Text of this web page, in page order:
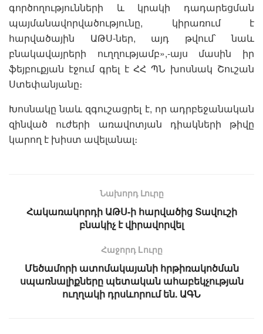
գործողությունների և կրակի դադարեցման
պայմանավորվածությունը, կիրառում է
հարվածային ԱԹՍ-ներ, այդ թվում՝ նաև
բնակավայրերի ուղղությամբ»,-այս մասին իր
ֆեյբուքյան էջում գրել է ՀՀ ՊՆ խոսնակ Շուշան
Ստեփանյանը։
Խոսնակը նաև զգուշացրել է, որ ադրբեջանական
զինված ուժերի առավոտյան դիակների թիվը
կարող է խիստ ավելանալ։
Նախորդ Լուրը
Հակառակորդի ԱԹՍ-ի հարվածից Տավուշի
բնակիչ է վիրավորվել
Հաջորդ Lուրը
Մեծամորի ատոմակայանի հրթիռակոծման
սպառնալիքները պետական ահաբեկչության
ուղղակի դրսևորում են. ԱԳՆ